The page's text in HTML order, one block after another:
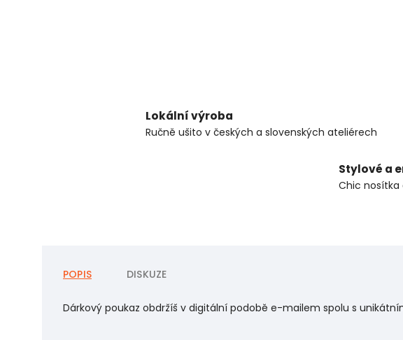
Lokální výroba
Ručně ušito v českých a slovenských ateliérech
Stylové a
Chic nosítka
POPIS DISKUZE
Dárkový poukaz obdržíš v digitální podobě e-mailem spolu s